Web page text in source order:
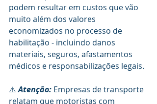
podem resultar em custos que vão
muito além dos valores
economizados no processo de
habilitação - incluindo danos
materiais, seguros, afastamentos
médicos e responsabilizações legais.
⚠️ Atenção: Empresas de transporte
relatam que motoristas com